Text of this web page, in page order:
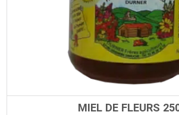
MIEL DE FLEURS